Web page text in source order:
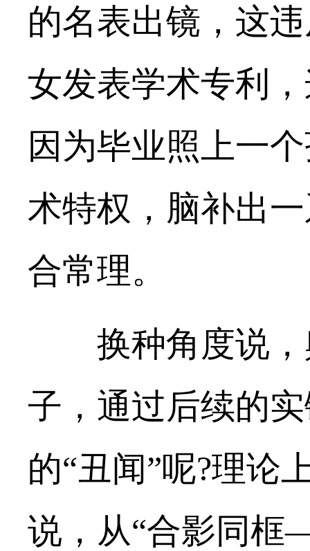
的名表出镜，这
女发表学术专利
因为毕业照上一
术特权，脑补出
合常理。
换种角度说，
子，通过后续的
的“丑闻”呢?理论
说，从“合影同